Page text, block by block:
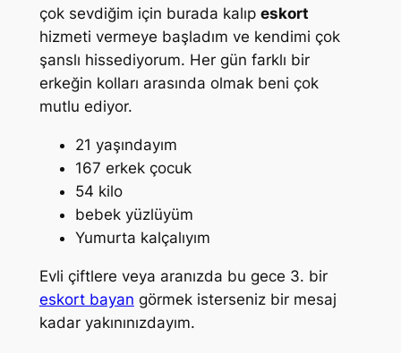
çok sevdiğim için burada kalıp eskort
hizmeti vermeye başladım ve kendimi çok
şanslı hissediyorum. Her gün farklı bir
erkeğin kolları arasında olmak beni çok
mutlu ediyor.
21 yaşındayım
167 erkek çocuk
54 kilo
bebek yüzlüyüm
Yumurta kalçalıyım
Evli çiftlere veya aranızda bu gece 3. bir
eskort bayan görmek isterseniz bir mesaj
kadar yakınınızdayım.